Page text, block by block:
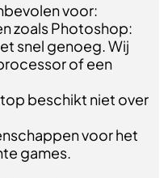
voor:
zoals Photoshop:
snel genoeg. Wij
of een
beschikt niet over
voor het
games.